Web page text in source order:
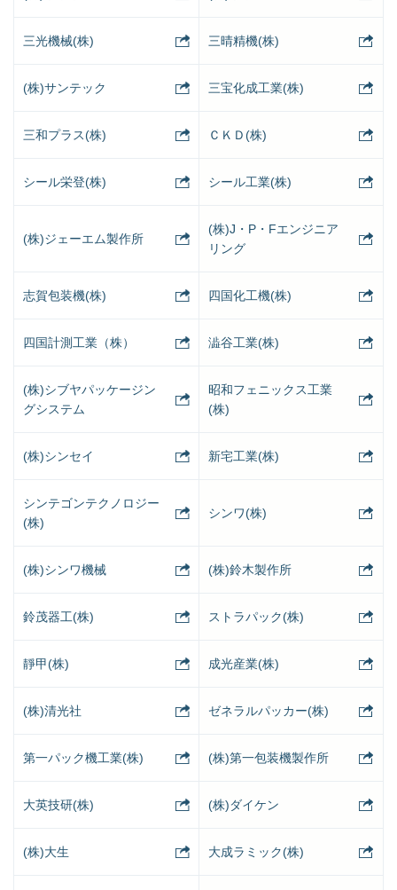
三光機械(株) 三晴精機(株)
(株)サンテック 三宝化成工業(株)
三和プラス(株) ＣＫＤ(株)
シール栄登(株) シール工業(株)
(株)ジェーエム製作所
(株)J・P・Fエンジニア
リング
志賀包装機(株) 四国化工機(株)
四国計測工業（株） 澁谷工業(株)
(株)シブヤパッケージン
グシステム
昭和フェニックス工業
(株)
(株)シンセイ 新宅工業(株)
シンテゴンテクノロジー
(株)
シンワ(株)
(株)シンワ機械 (株)鈴木製作所
鈴茂器工(株) ストラパック(株)
靜甲(株) 成光産業(株)
(株)清光社 ゼネラルパッカー(株)
第一パック機工業(株) (株)第一包装機製作所
大英技研(株) (株)ダイケン
(株)大生 大成ラミック(株)